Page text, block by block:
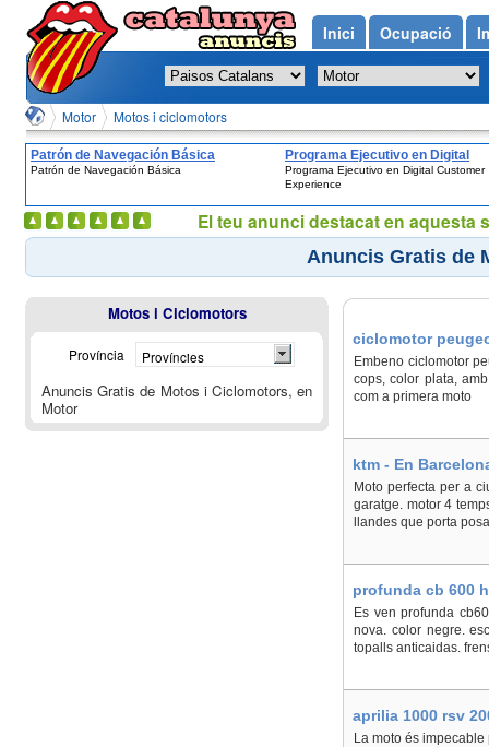
Motor Motos i ciclomotors
Patrón de Navegación Básica
Patrón de Navegación Básica
Programa Ejecutivo en Digital
Customer Experience
Programa Ejecutivo en Digital Customer
Experience
Anuncis Gratis de
ciclomotor
Embeno ciclomotor
cops, color plata,
com a primera moto
ktm - En
Moto perfecta per a
garatge. motor 4
llandes que porta
profunda cb 600
Es ven profunda
nova. color negre.
topalls anticaidas.
aprilia 1000 rsv
La moto és
Motos i Ciclomotors
Província Províncies
Anuncis Gratis de Motos i Ciclomotors, en
Motor
Inici Ocupació
El teu anunci destacat en aquesta